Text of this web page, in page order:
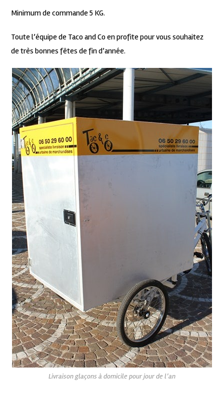
Minimum de commande 5 KG.
Toute l’équipe de Taco and Co en profite pour vous souhaitez
de très bonnes fêtes de fin d’année.
Livraison glaçons à domicile pour jour de l’an